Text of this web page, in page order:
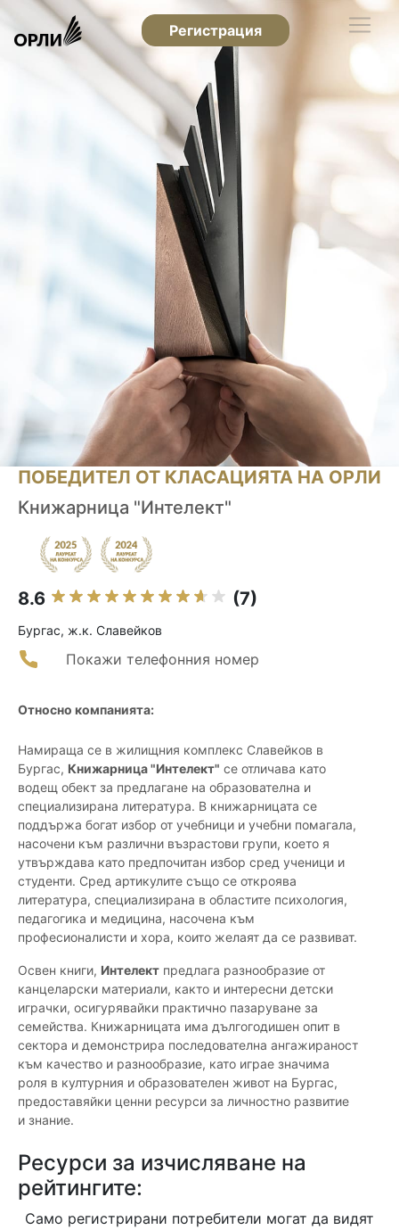
Регистрация
ПОБЕДИТЕЛ ОТ КЛАСАЦИЯТА НА ОРЛИ
Книжарница "Интелект"
8.6 (7)
Бургас, ж.к. Славейков
Покажи телефонния номер
Относно компанията:
Намираща се в жилищния комплекс Славейков в
Бургас, Книжарница "Интелект" се отличава като
водещ обект за предлагане на образователна и
специализирана литература. В книжарницата се
поддържа богат избор от учебници и учебни помагала,
насочени към различни възрастови групи, което я
утвърждава като предпочитан избор сред ученици и
студенти. Сред артикулите също се откроява
литература, специализирана в областите психология,
педагогика и медицина, насочена към
професионалисти и хора, които желаят да се развиват.
Освен книги, Интелект предлага разнообразие от
канцеларски материали, както и интересни детски
играчки, осигурявайки практично пазаруване за
семейства. Книжарницата има дългогодишен опит в
сектора и демонстрира последователна ангажираност
към качество и разнообразие, като играе значима
роля в културния и образователен живот на Бургас,
предоставяйки ценни ресурси за личностно развитие
и знание.
Ресурси за изчисляване на
рейтингите:
Само регистрирани потребители могат да видят